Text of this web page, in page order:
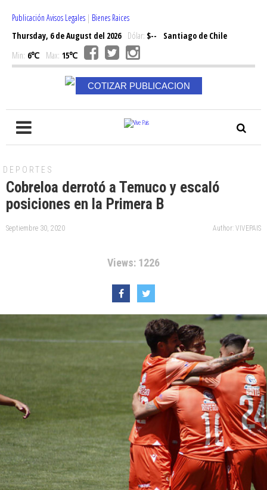
Publicación Avisos Legales | Bienes Raices
Thursday, 6 de August del 2026Dólar: $--
Santiago de Chile
Min: 6℃ Max: 15℃
COTIZAR PUBLICACION
DEPORTES
Cobreloa derrotó a Temuco y escaló
posiciones en la Primera B
Septiembre 30, 2020 Author: VIVEPAIS
Views: 1226